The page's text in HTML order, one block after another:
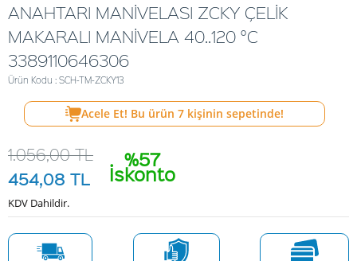
ANAHTARI MANİVELASI ZCKY ÇELİK
MAKARALI MANİVELA 40..120 °C
3389110646306
Ürün Kodu : SCH-TM-ZCKY13
Acele Et! Bu ürün 7 kişinin sepetinde!
%57
İskonto
1.056,00TL
454,08 TL
KDV Dahildir.